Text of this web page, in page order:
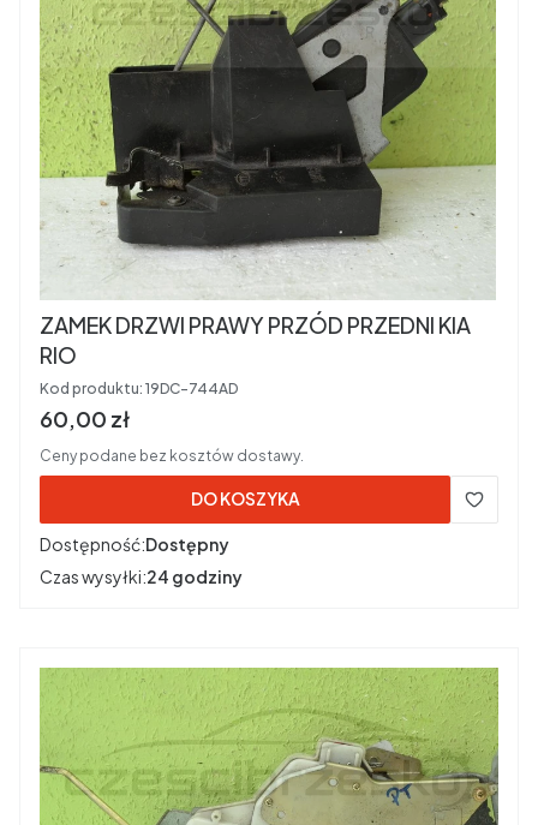
ZAMEK DRZWI PRAWY PRZÓD PRZEDNI KIA
RIO
Kod produktu: 19DC-744AD
Cena brutto
60,00 zł
Ceny podane bez kosztów dostawy.
DO KOSZYKA
Dostępność:Dostępny
Czas wysyłki:24 godziny